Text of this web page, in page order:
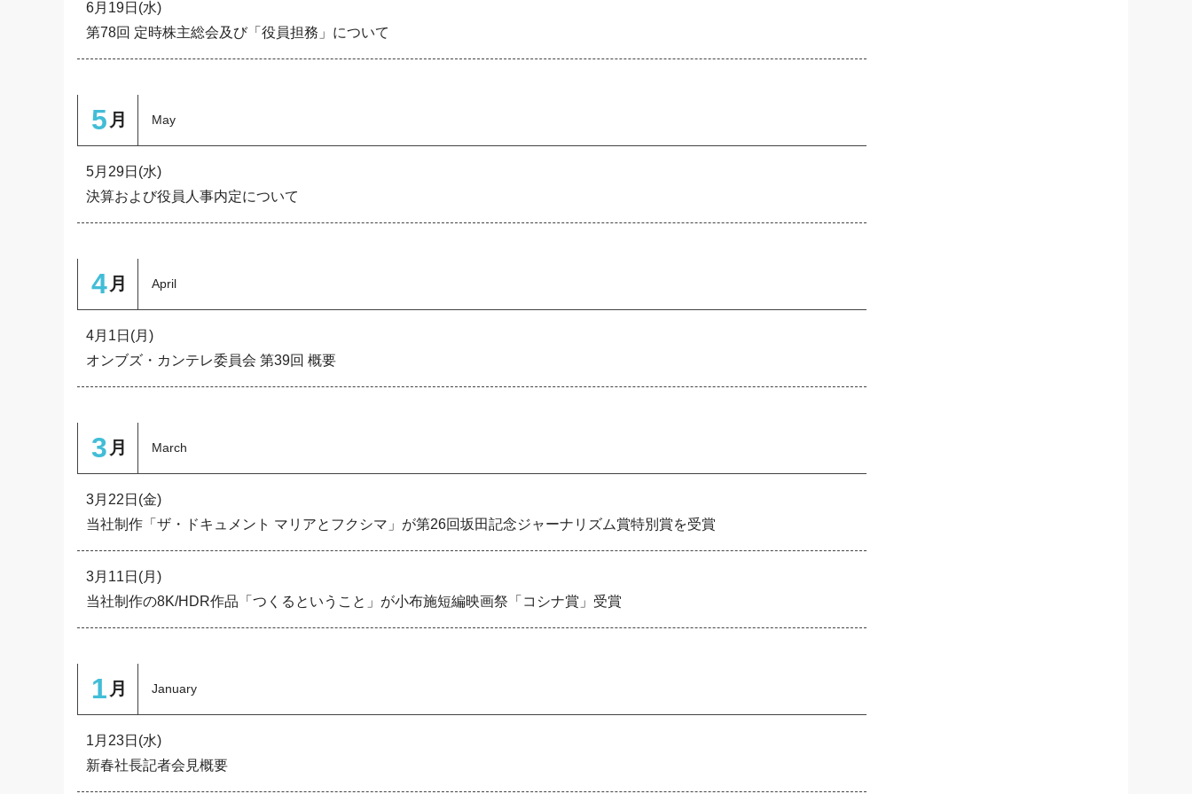
6月19日(水)
第78回 定時株主総会及び「役員担務」について
5 月 May
5月29日(水)
決算および役員人事内定について
4 月 April
4月1日(月)
オンブズ・カンテレ委員会 第39回 概要
3 月 March
3月22日(金)
当社制作「ザ・ドキュメント マリアとフクシマ」が第26回坂田記念ジャーナリズム賞特別賞を受賞
3月11日(月)
当社制作の8K/HDR作品「つくるということ」が小布施短編映画祭「コシナ賞」受賞
1 月 January
1月23日(水)
新春社長記者会見概要